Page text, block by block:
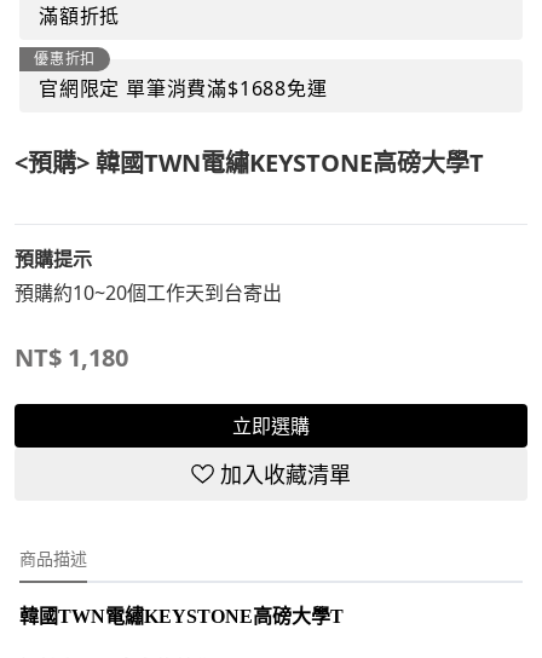
滿額折抵
優惠折扣
官網限定 單筆消費滿$1688免運
<預購> 韓國TWN電繡KEYSTONE高磅大學T
預購提示
預購約10~20個工作天到台寄出
NT$ 1,180
立即選購
加入收藏清單
商品描述
韓國TWN電繡KEYSTONE高磅大學T